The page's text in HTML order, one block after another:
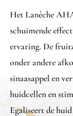
Het Lanèche
schuimende
ervaring. De
onder andere
sinaasappel en
huidcellen en
Egaliseert de